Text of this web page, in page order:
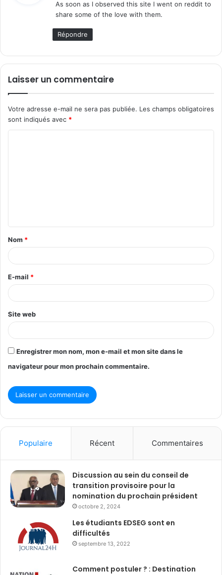
:
As soon as I observed this site I went on reddit to
share some of the love with them.
Répondre
Laisser un commentaire
Votre adresse e-mail ne sera pas publiée. Les champs obligatoires
sont indiqués avec *
t
a
e
*
Nom *
E-mail *
Site web
Enregistrer mon nom, mon e-mail et mon site dans le
navigateur pour mon prochain commentaire.
Populaire Récent Commentaires
Discussion au sein du conseil de
transition provisoire pour la
nomination du prochain président
octobre 2, 2024
Les étudiants EDSEG sont en
difficultés
septembre 13, 2022
Comment postuler ? : Destination